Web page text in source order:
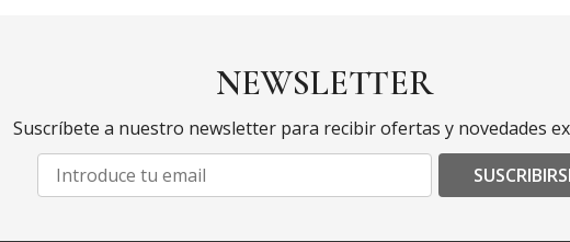
NEWSLETTER
Suscríbete a nuestro newsletter para recibir ofertas y novedades